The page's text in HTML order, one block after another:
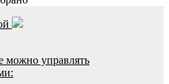
можно управлять